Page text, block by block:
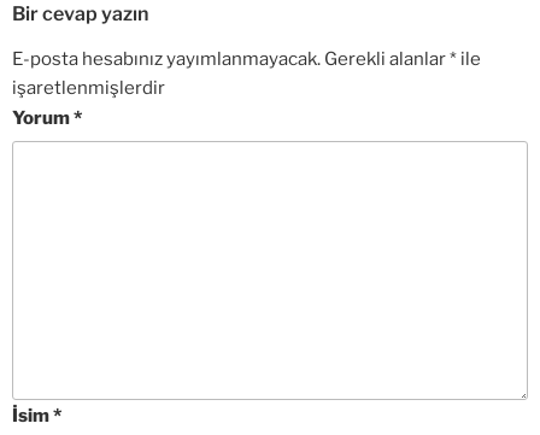
Bir cevap yazın
E-posta hesabınız yayımlanmayacak. Gerekli alanlar* ile
işaretlenmişlerdir
Yorum*
İsim*